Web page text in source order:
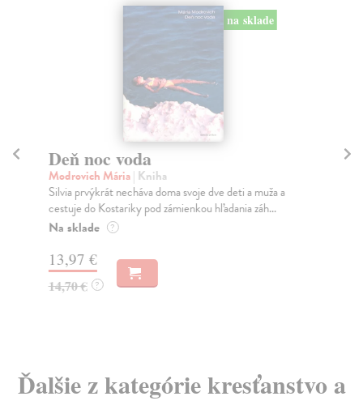
na sklade
Deň noc voda
Modrovich Mária| Kniha
Silvia prvýkrát necháva doma svoje dve deti a muža a
cestuje do Kostariky pod zámienkou hľadania záh...
Na sklade ?
13,97 €
14,70 € ?
Ďalšie z kategórie kresťanstvo a